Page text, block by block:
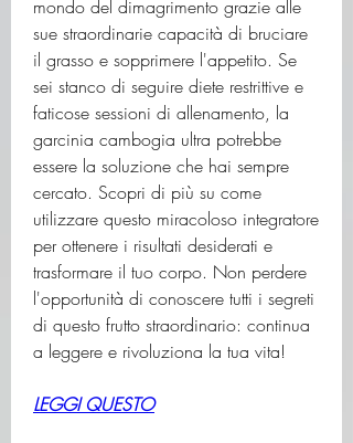
mondo del dimagrimento grazie alle
sue straordinarie capacità di bruciare
il grasso e sopprimere l'appetito. Se
sei stanco di seguire diete restrittive e
faticose sessioni di allenamento, la
garcinia cambogia ultra potrebbe
essere la soluzione che hai sempre
cercato. Scopri di più su come
utilizzare questo miracoloso integratore
per ottenere i risultati desiderati e
trasformare il tuo corpo. Non perdere
l'opportunità di conoscere tutti i segreti
di questo frutto straordinario: continua
a leggere e rivoluziona la tua vita!
LEGGI QUESTO